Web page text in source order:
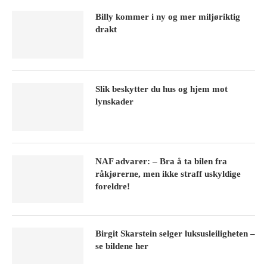
Billy kommer i ny og mer miljøriktig
drakt
Slik beskytter du hus og hjem mot
lynskader
NAF advarer: – Bra å ta bilen fra
råkjørerne, men ikke straff uskyldige
foreldre!
Birgit Skarstein selger luksusleiligheten –
se bildene her